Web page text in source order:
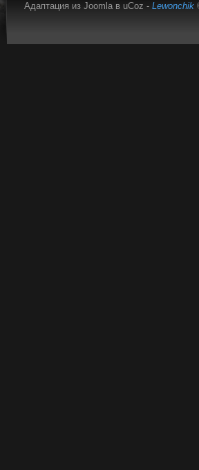
Адаптация из Joomla в uCoz - Lewonchik